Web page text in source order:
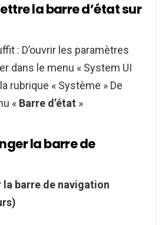
la barre d’état sur
: D’ouvrir les paramètres
dans le menu « System UI
rubrique « Système » De
« Barre d’état »
la barre de
barre de navigation